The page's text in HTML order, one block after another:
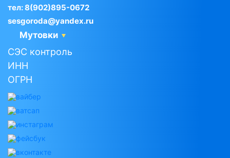
тел:8(902)895-0672
sesgoroda@yandex.ru
Мутовки
СЭС контроль
ИНН
ОГРН